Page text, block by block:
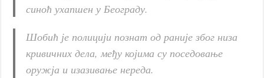
синоћ ухапшен у Београду.
Шобић је полицији познат од раније због низа
кривичних дела, међу којима су поседовање
оружја и изазивање нереда.